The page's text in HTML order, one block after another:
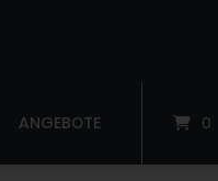
ANGEBOTE 0